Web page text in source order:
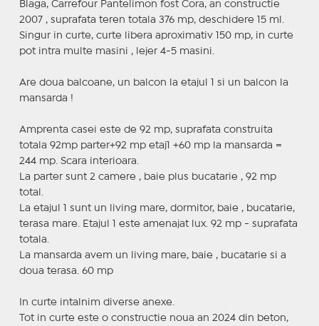
Blaga, Carrefour Pantelimon fost Cora, an constructie
2007 , suprafata teren totala 376 mp, deschidere 15 ml.
Singur in curte, curte libera aproximativ 150 mp, in curte
pot intra multe masini , lejer 4-5 masini.
Are doua balcoane, un balcon la etajul 1 si un balcon la
mansarda !
Amprenta casei este de 92 mp, suprafata construita
totala 92mp parter+92 mp etaj1 +60 mp la mansarda =
244 mp. Scara interioara.
La parter sunt 2 camere , baie plus bucatarie , 92 mp
total.
La etajul 1 sunt un living mare, dormitor, baie , bucatarie,
terasa mare. Etajul 1 este amenajat lux. 92 mp - suprafata
totala.
La mansarda avem un living mare, baie , bucatarie si a
doua terasa. 60 mp
In curte intalnim diverse anexe.
Tot in curte este o constructie noua an 2024 din beton,